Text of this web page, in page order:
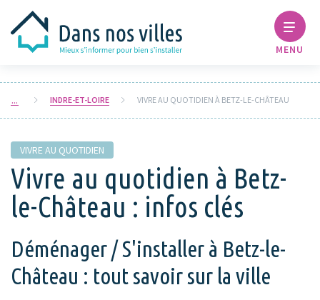
MENU
INDRE-ET-LOIRE VIVRE AU QUOTIDIEN À BETZ-LE-CHÂTEAU
VIVRE AU QUOTIDIEN
Vivre au quotidien à Betz-
le-Château : infos clés
Déménager / S'installer à Betz-le-
Château : tout savoir sur la ville